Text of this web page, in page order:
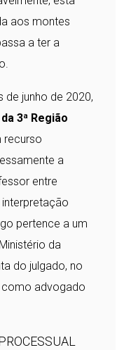
aos montes
a ter a
de junho de 2020,
3ª Região
recurso
a
entre
interpretação
pertence a um
da
do julgado, no
como advogado